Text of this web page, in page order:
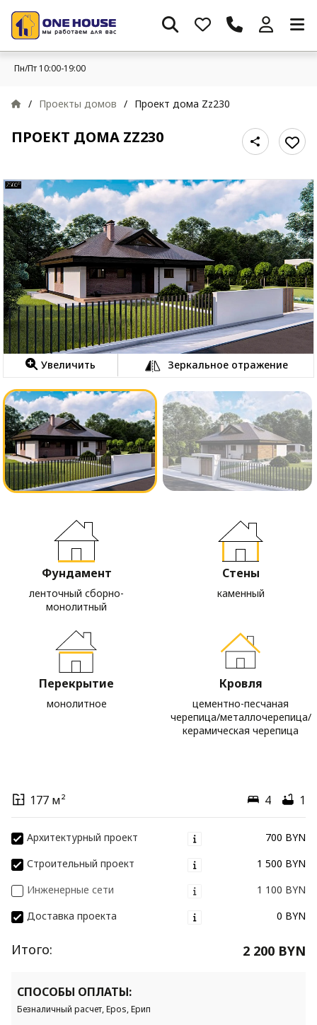
Пн/Пт 10:00-19:00
/ Проекты домов / Проект дома Zz230
ПРОЕКТ ДОМА ZZ230
Увеличить Зеркальное отражение
Фундамент
ленточный сборно-
монолитный
Стены
каменный
Перекрытие
монолитное
Кровля
цементно-песчаная
черепица/металлочерепица/
керамическая черепица
177 м² 4 1
Архитектурный проект
700 BYN
Строительный проект
1 500 BYN
Инженерные сети
1 100 BYN
Доставка проекта
0 BYN
Итого: 2 200 BYN
СПОСОБЫ ОПЛАТЫ:
Безналичный расчет, Epos, Ерип